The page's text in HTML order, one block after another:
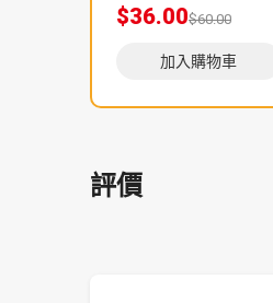
$36.00$60.00
加入購物車
評價